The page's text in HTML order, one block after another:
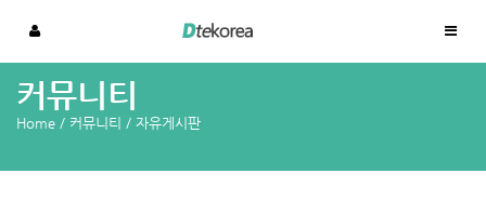
커뮤니티
Home / 커뮤니티 / 자유게시판